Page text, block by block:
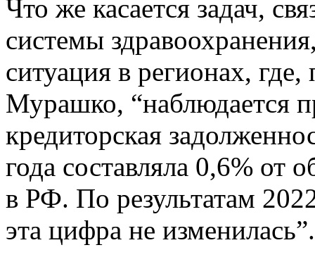
Что же касается задач,
системы
ситуация в регионах,
Мурашко, “наблюдается
кредиторская
года составляла 0,6% от
в РФ. По результатам
эта цифра не изменилась”.